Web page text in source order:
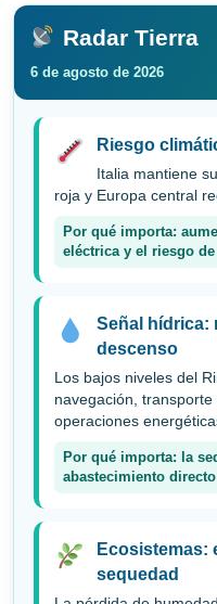
Radar Tierra
6 de agosto de 2026
Riesgo
Italia mantiene
roja y Europa central
Por qué importa:
eléctrica y el riesgo
Señal hídrica:
descenso
Los bajos niveles del
navegación,
operaciones
Por qué importa: la
abastecimiento
Ecosistemas:
sequedad